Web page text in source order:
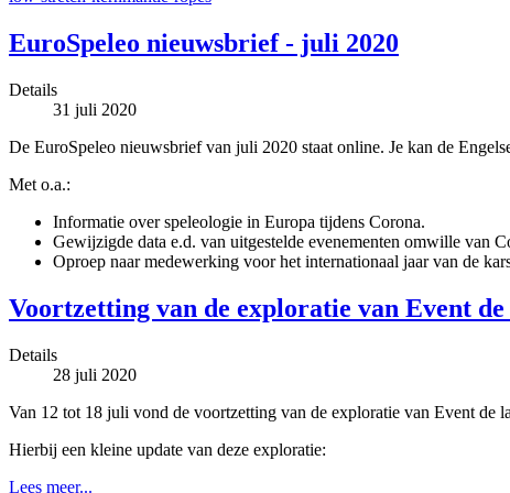
EuroSpeleo nieuwsbrief - juli 2020
Details
31 juli 2020
De EuroSpeleo nieuwsbrief van juli 2020 staat online. Je kan de
Met o.a.:
Informatie over speleologie in Europa tijdens Corona.
Gewijzigde data e.d. van uitgestelde evenementen omwille van
Oproep naar medewerking voor het internationaal jaar van de
Voortzetting van de exploratie van Event
Details
28 juli 2020
Van 12 tot 18 juli vond de voortzetting van de exploratie van Event de
Hierbij een kleine update van deze exploratie:
Lees meer...